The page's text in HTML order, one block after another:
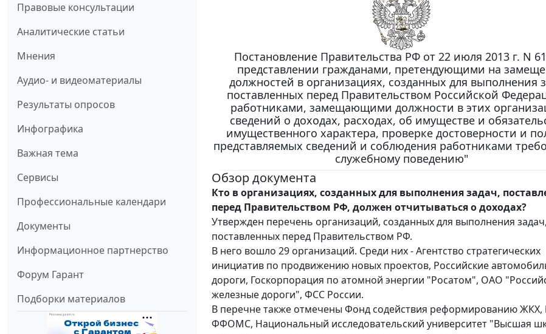
Правовые консультации
Аналитические статьи
Мнения
Аудио- и видеоматериалы
Результаты опросов
Инфографика
Важная тема
Сервисы
Профессиональные календари
Документы
Информационное партнерство
Форум Гарант
Подборки материалов
Постановление Правительства РФ от 22 июля 2013 г. N
представлении гражданами, претендующими на
должностей в организациях, созданных для выполнения
поставленных перед Правительством Российской
работниками, замещающими должности в этих
сведений о доходах, расходах, об имуществе и
имущественного характера, проверке достоверности и
представляемых сведений и соблюдения работниками
служебному поведению"
Обзор документа
Кто в организациях, созданных для выполнения задач,
перед Правительством РФ, должен отчитываться о доходах?
Утвержден перечень организаций, созданных для выполнения задач,
поставленных перед Правительством РФ.
В него вошло 29 организаций. Среди них - Агентство стратегических
инициатив по продвижению новых проектов, Российские
дороги, Госкорпорация по атомной энергии "Росатом", ОАО
железные дороги", ФСС России.
В перечне также отмечены Фонд содействия реформированию ЖКХ,
ФФОМС, Национальный исследовательский университет "Высшая